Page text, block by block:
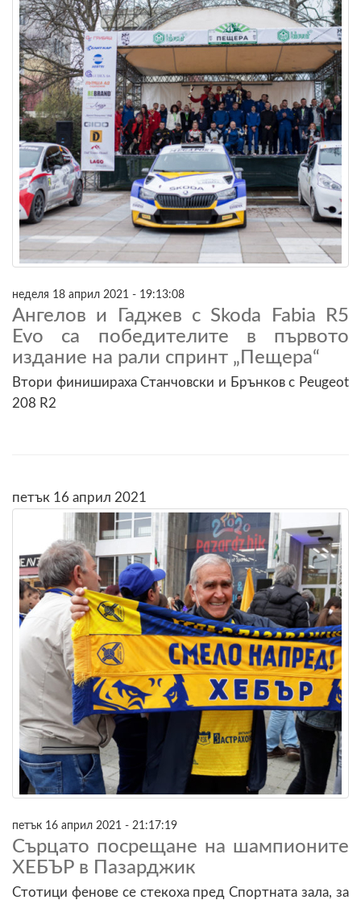
неделя 18 април 2021 - 19:13:08
Ангелов и Гаджев с Skoda Fabia R5
Evo са победителите в първото
издание на рали спринт „Пещера“
Втори финишираха Станчовски и Брънков с Peugeot
208 R2
петък 16 април 2021
петък 16 април 2021 - 21:17:19
Сърцато посрещане на шампионите
ХЕБЪР в Пазарджик
Стотици фенове се стекоха пред Спортната зала, за